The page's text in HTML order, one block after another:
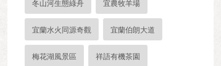
冬山河生態綠舟 宜農牧羊場
宜蘭水火同源奇觀 宜蘭伯朗大道
梅花湖風景區 祥語有機茶園